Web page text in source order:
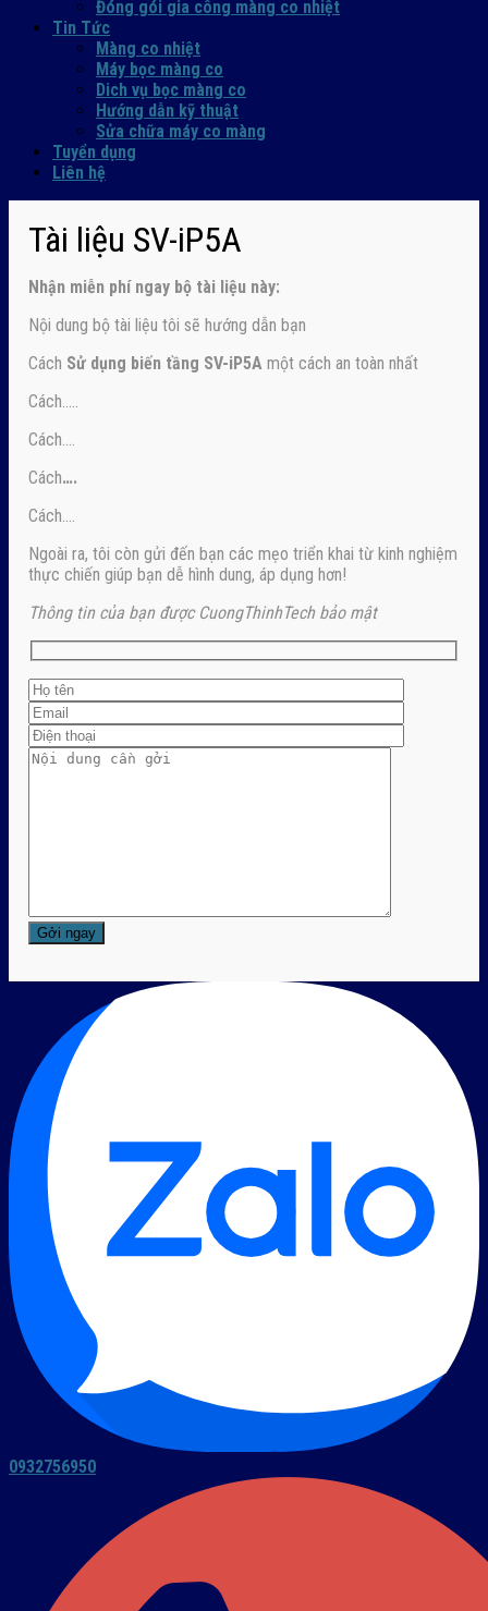
Đóng gói gia công màng co nhiệt
Tin Tức
Màng co nhiệt
Máy bọc màng co
Dich vụ bọc màng co
Hướng dẫn kỹ thuật
Sửa chữa máy co màng
Tuyển dụng
Liên hệ
Tài liệu SV-iP5A
Nhận miễn phí ngay bộ tài liệu này:
Nội dung bộ tài liệu tôi sẽ hướng dẫn bạn
Cách Sử dụng biến tầng SV-iP5A một cách an toàn nhất
Cách…..
Cách….
Cách….
Cách….
Ngoài ra, tôi còn gửi đến bạn các mẹo triển khai từ kinh nghiệm
thực chiến giúp bạn dễ hình dung, áp dụng hơn!
Thông tin của bạn được CuongThinhTech bảo mật
0932756950